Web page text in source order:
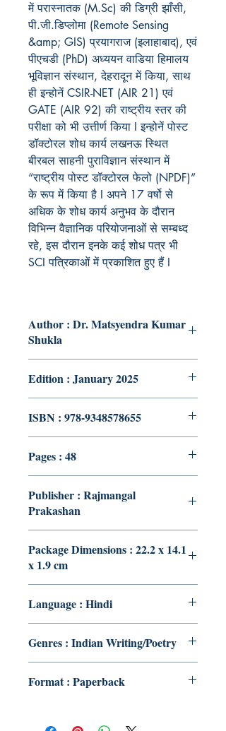
में परास्नातक (M.Sc) की डिग्री झाँसी,
पी.जी.डिप्लोमा (Remote Sensing
&amp; GIS) प्रयागराज (इलाहाबाद), एवं
पीएचडी (PhD) अध्ययन वाडिया हिमालय
भूविज्ञान संस्थान, देहरादून में किया, साथ
ही इन्होनें CSIR-NET (AIR 21) एवं
GATE (AIR 92) की राष्ट्रीय स्तर की
परीक्षा को भी उत्तीर्ण किया I इन्होनें पोस्ट
डॉक्टोरल शोध कार्य लखनऊ स्थित
बीरबल साहनी पुराविज्ञान संस्थान में
“राष्ट्रीय पोस्ट डॉक्टोरल फेलो (NPDF)”
के रूप में किया है I अपने 17 वर्षो से
अधिक के शोध कार्य अनुभव के दौरान
विभिन्न वैज्ञानिक परियोजनाओं से सम्बध्द
रहे, इस दौरान इनके कई शोध पत्र भी
SCI पत्रिकाओं में प्रकाशित हुए हैं I
Author : Dr. Matsyendra Kumar
Shukla
Edition : January 2025
ISBN : 978-9348578655
Pages : 48
Publisher : Rajmangal
Prakashan
Package Dimensions : 22.2 x 14.1
x 1.9 cm
Language : Hindi
Genres : Indian Writing/Poetry
Format : Paperback